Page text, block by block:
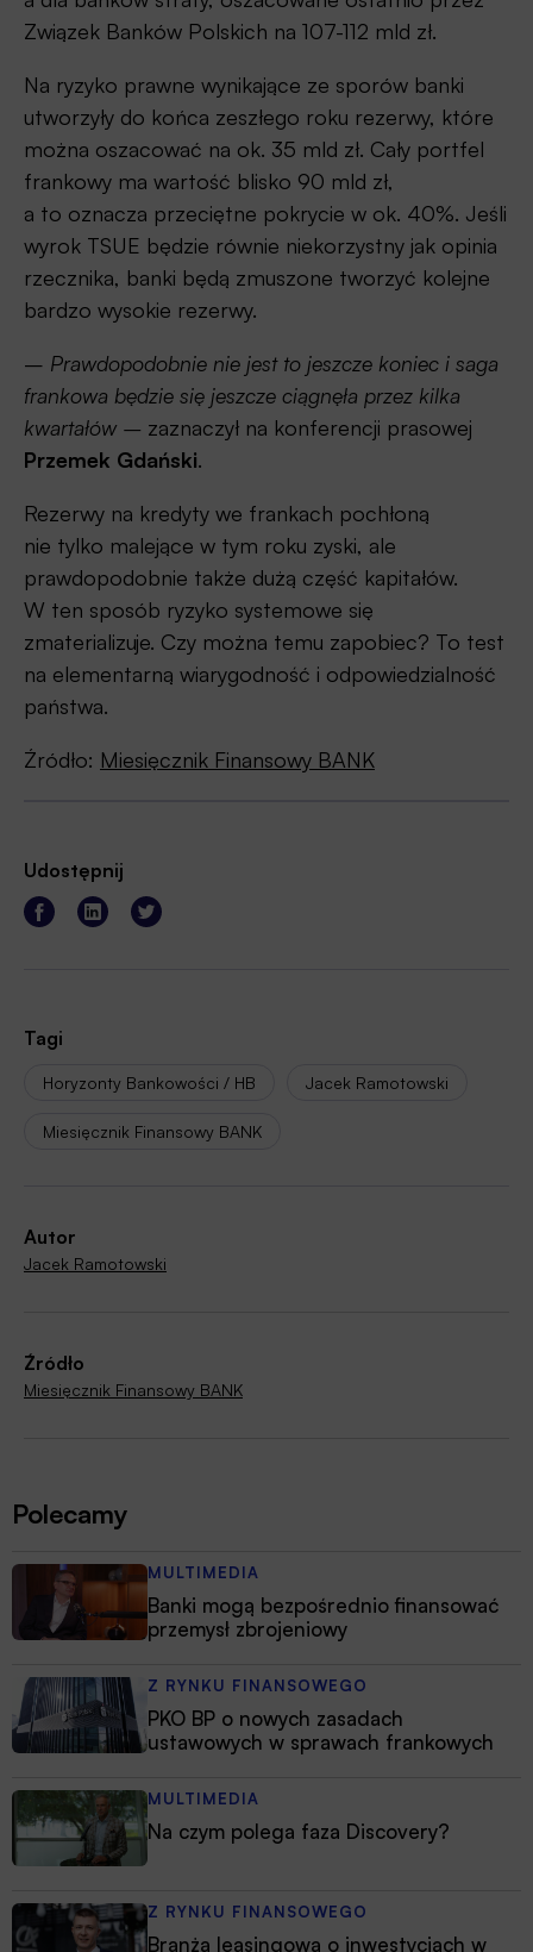
Związek Banków Polskich na 107-112 mld zł.
Na ryzyko prawne wynikające ze sporów banki
utworzyły do końca zeszłego roku rezerwy, które
można oszacować na ok. 35 mld zł. Cały portfel
frankowy ma wartość blisko 90 mld zł,
a to oznacza przeciętne pokrycie w ok. 40%. Jeśli
wyrok TSUE będzie równie niekorzystny jak opinia
rzecznika, banki będą zmuszone tworzyć kolejne
bardzo wysokie rezerwy.
– Prawdopodobnie nie jest to jeszcze koniec i saga
frankowa będzie się jeszcze ciągnęła przez kilka
kwartałów – zaznaczył na konferencji prasowej
Przemek Gdański.
Rezerwy na kredyty we frankach pochłoną
nie tylko malejące w tym roku zyski, ale
prawdopodobnie także dużą część kapitałów.
W ten sposób ryzyko systemowe się
zmaterializuje. Czy można temu zapobiec? To test
na elementarną wiarygodność i odpowiedzialność
państwa.
Źródło: Miesięcznik Finansowy BANK
Udostępnij
Tagi
Horyzonty Bankowości / HB Jacek Ramotowski
Miesięcznik Finansowy BANK
Autor
Jacek Ramotowski
Źródło
Miesięcznik Finansowy BANK
Polecamy
MULTIMEDIA
Banki mogą bezpośrednio finansować
przemysł zbrojeniowy
Z RYNKU FINANSOWEGO
PKO BP o nowych zasadach
ustawowych w sprawach frankowych
MULTIMEDIA
Na czym polega faza Discovery?
Z RYNKU FINANSOWEGO
Branża leasingowa o inwestycjach w